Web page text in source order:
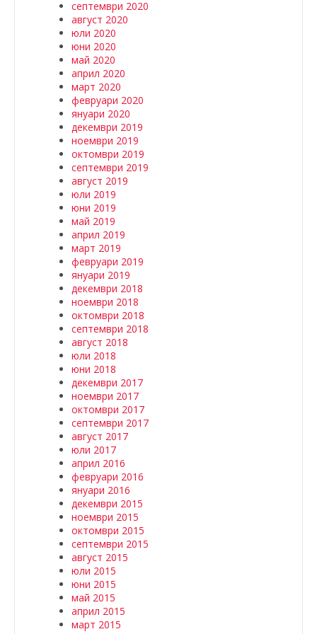
септември 2020
август 2020
юли 2020
юни 2020
май 2020
април 2020
март 2020
февруари 2020
януари 2020
декември 2019
ноември 2019
октомври 2019
септември 2019
август 2019
юли 2019
юни 2019
май 2019
април 2019
март 2019
февруари 2019
януари 2019
декември 2018
ноември 2018
октомври 2018
септември 2018
август 2018
юли 2018
юни 2018
декември 2017
ноември 2017
октомври 2017
септември 2017
август 2017
юли 2017
април 2016
февруари 2016
януари 2016
декември 2015
ноември 2015
октомври 2015
септември 2015
август 2015
юли 2015
юни 2015
май 2015
април 2015
март 2015